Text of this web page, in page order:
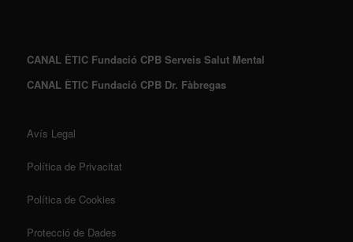
CANAL ÈTIC Fundació CPB Serveis Salut Mental
CANAL ÈTIC Fundació CPB Dr. Fàbregas
Avís Legal
Política de Privacitat
Política de Cookies
Protecció de Dades